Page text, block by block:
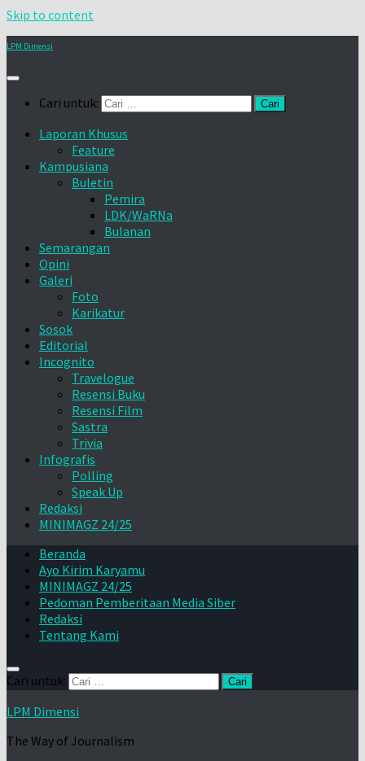
Skip to content
LPM Dimensi
Cari untuk:
Laporan Khusus
Feature
Kampusiana
Buletin
Pemira
LDK/WaRNa
Bulanan
Semarangan
Opini
Galeri
Foto
Karikatur
Sosok
Editorial
Incognito
Travelogue
Resensi Buku
Resensi Film
Sastra
Trivia
Infografis
Polling
Speak Up
Redaksi
MINIMAGZ 24/25
Beranda
Ayo Kirim Karyamu
MINIMAGZ 24/25
Pedoman Pemberitaan Media Siber
Redaksi
Tentang Kami
Cari untuk:
LPM Dimensi
The Way of Journalism